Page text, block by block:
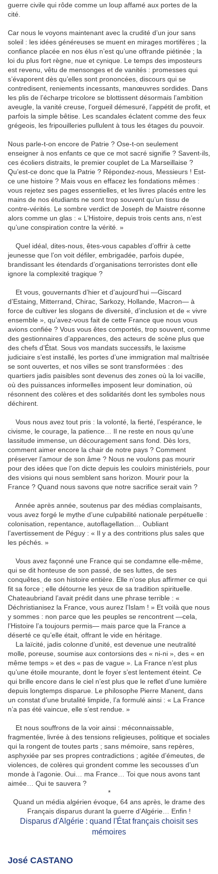
guerre civile qui rôde comme un loup affamé aux portes de la
cité.
Car nous le voyons maintenant avec la crudité d’un jour sans
soleil : les idées généreuses se muent en mirages mortifères ; la
confiance placée en nos élus n’est qu’une offrande piétinée ; la
loi du plus fort règne, nue et cynique. Le temps des imposteurs
est revenu, vêtu de mensonges et de vanités : promesses qui
s’évaporent dès qu’elles sont prononcées, discours qui se
contredisent, reniements incessants, manœuvres sordides. Dans
les plis de l’écharpe tricolore se blottissent désormais l’ambition
aveugle, la vanité creuse, l’orgueil démesuré, l’appétit de profit, et
parfois la simple bêtise. Les scandales éclatent comme des feux
grégeois, les fripouilleries pullulent à tous les étages du pouvoir.
Nous parle-t-on encore de Patrie ? Ose-t-on seulement
enseigner à nos enfants ce que ce mot sacré signifie ? Savent-ils,
ces écoliers distraits, le premier couplet de La Marseillaise ?
Qu’est-ce donc que la Patrie ? Répondez-nous, Messieurs ! Est-
ce une histoire ? Mais vous en effacez les fondations mêmes :
vous rejetez ses pages essentielles, et les livres placés entre les
mains de nos étudiants ne sont trop souvent qu’un tissu de
contre-vérités. Le sombre verdict de Joseph de Maistre résonne
alors comme un glas : « L’Histoire, depuis trois cents ans, n’est
qu’une conspiration contre la vérité. »
Quel idéal, dites-nous, êtes-vous capables d’offrir à cette
jeunesse que l’on voit défiler, embrigadée, parfois dupée,
brandissant les étendards d’organisations terroristes dont elle
ignore la complexité tragique ?
Et vous, gouvernants d’hier et d’aujourd’hui —Giscard
d’Estaing, Mitterrand, Chirac, Sarkozy, Hollande, Macron— à
force de cultiver les slogans de diversité, d’inclusion et de « vivre
ensemble », qu’avez-vous fait de cette France que nous vous
avions confiée ? Vous vous êtes comportés, trop souvent, comme
des gestionnaires d’apparences, des acteurs de scène plus que
des chefs d’État. Sous vos mandats successifs, le laxisme
judiciaire s’est installé, les portes d’une immigration mal maîtrisée
se sont ouvertes, et nos villes se sont transformées : des
quartiers jadis paisibles sont devenus des zones où la loi vacille,
où des puissances informelles imposent leur domination, où
résonnent des colères et des solidarités dont les symboles nous
déchirent.
Vous nous avez tout pris : la volonté, la fierté, l’espérance, le
civisme, le courage, la patience… Il ne reste en nous qu’une
lassitude immense, un découragement sans fond. Dès lors,
comment aimer encore la chair de notre pays ? Comment
préserver l’amour de son âme ? Nous ne voulons pas mourir
pour des idées que l’on dicte depuis les couloirs ministériels, pour
des visions qui nous semblent sans horizon. Mourir pour la
France ? Quand nous savons que notre sacrifice serait vain ?
Année après année, soutenus par des médias complaisants,
vous avez forgé le mythe d’une culpabilité nationale perpétuelle :
colonisation, repentance, autoflagellation… Oubliant
l’avertissement de Péguy : « Il y a des contritions plus sales que
les péchés. »
Vous avez façonné une France qui se condamne elle-même,
qui se dit honteuse de son passé, de ses luttes, de ses
conquêtes, de son histoire entière. Elle n’ose plus affirmer ce qui
fit sa force ; elle détourne les yeux de sa tradition spirituelle.
Chateaubriand l’avait prédit dans une phrase terrible : «
Déchristianisez la France, vous aurez l’Islam ! » Et voilà que nous
y sommes : non parce que les peuples se rencontrent —cela,
l’Histoire l’a toujours permis— mais parce que la France a
déserté ce qu’elle était, offrant le vide en héritage.
La laïcité, jadis colonne d’unité, est devenue une neutralité
molle, poreuse, soumise aux contorsions des « ni-ni », des « en
même temps » et des « pas de vague ». La France n’est plus
qu’une étoile mourante, dont le foyer s’est lentement éteint. Ce
qui brille encore dans le ciel n’est plus que le reflet d’une lumière
depuis longtemps disparue. Le philosophe Pierre Manent, dans
un constat d’une brutalité limpide, l’a formulé ainsi : « La France
n’a pas été vaincue, elle s’est rendue. »
Et nous souffrons de la voir ainsi : méconnaissable,
fragmentée, livrée à des tensions religieuses, politique et sociales
qui la rongent de toutes parts ; sans mémoire, sans repères,
asphyxiée par ses propres contradictions ; agitée d’émeutes, de
violences, de colères qui grondent comme les secousses d’un
monde à l’agonie. Oui… ma France… Toi que nous avons tant
aimée… Qui te sauvera ?
*
Quand un média algérien évoque, 64 ans après, le drame des
Français disparus durant la guerre d’Algérie… Enfin !
Disparus d'Algérie : quand l'État français choisit ses
mémoires
José CASTANO